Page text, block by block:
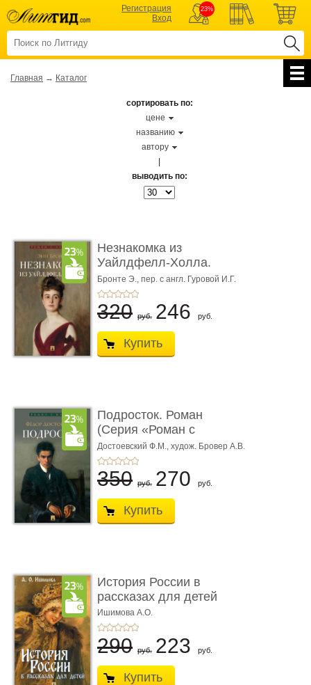
Регистрация
Вход
23%
Главная → Каталог
сортировать по:
цене
названию
автору
выводить по:
Незнакомка из
Уайлдфелл-Холла.
Роман (Серия «Р� ...
Бронте Э., пер. с англ. Гуровой И.Г.
320 руб. 246 руб.
Купить
Подросток. Роман
(Серия «Роман с
книгой»)
Достоевский Ф.М., худож. Бровер А.В.
350 руб. 270 руб.
Купить
История России в
рассказах для детей
Ишимова А.О.
290 руб. 223 руб.
Купить